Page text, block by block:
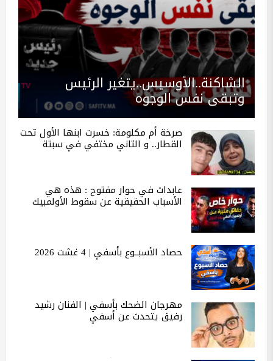
الشاكنة..الأوسيس..يتغير الرئيس
وتبقى نفس الوجوه
صرخة أم مكلومة: خسرت ابنها الأول تحت
القطار.. و الثاني مختفي في سبتة
عابدات في حوار مفتوح : هذه هي
الأسباب الحقيقية عن سقوط الأولمبيك
حصاد الأسبــوع بأسفي | 4 غشت 2026
مهرجان الضحك بأسفي | الفنان رشيد
رفيق يتحدث عن أسفي